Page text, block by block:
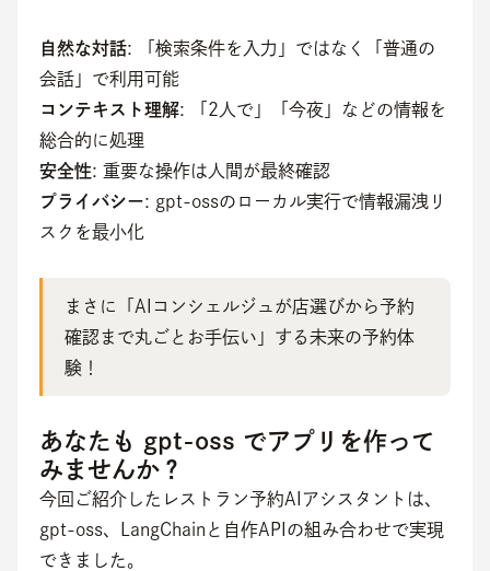
自然な対話: 「検索条件を入力」ではなく「普通の
会話」で利用可能
コンテキスト理解: 「2人で」「今夜」などの情報を
総合的に処理
安全性: 重要な操作は人間が最終確認
プライバシー: gpt-ossのローカル実行で情報漏洩リ
スクを最小化
まさに「AIコンシェルジュが店選びから予約
確認まで丸ごとお手伝い」する未来の予約体
験！
あなたも gpt-oss でアプリを作って
みませんか？
今回ご紹介したレストラン予約AIアシスタントは、
gpt-oss、LangChainと自作APIの組み合わせで実現
できました。